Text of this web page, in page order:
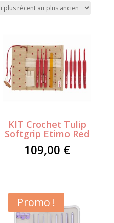
plus
plus
ancien
KIT Crochet Tulip
Softgrip Etimo Red
109,00 €
Promo !